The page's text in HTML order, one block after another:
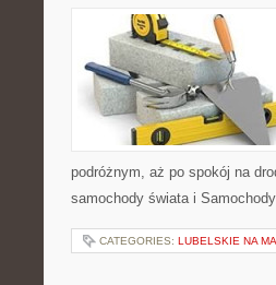
podróżnym, aż po spokój na
samochody świata i
CATEGORIES: LUBELSKIE NA